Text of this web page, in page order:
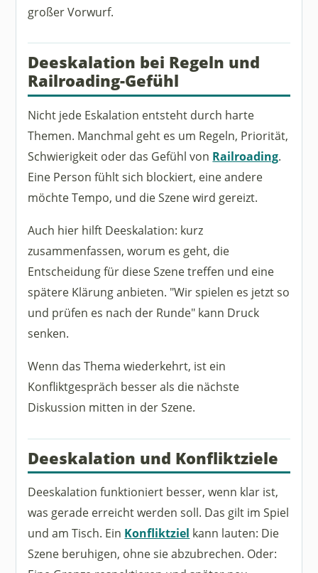
großer Vorwurf.
Deeskalation bei Regeln und
Railroading-Gefühl
Nicht jede Eskalation entsteht durch harte
Themen. Manchmal geht es um Regeln, Priorität,
Schwierigkeit oder das Gefühl von Railroading.
Eine Person fühlt sich blockiert, eine andere
möchte Tempo, und die Szene wird gereizt.
Auch hier hilft Deeskalation: kurz
zusammenfassen, worum es geht, die
Entscheidung für diese Szene treffen und eine
spätere Klärung anbieten. "Wir spielen es jetzt so
und prüfen es nach der Runde" kann Druck
senken.
Wenn das Thema wiederkehrt, ist ein
Konfliktgespräch besser als die nächste
Diskussion mitten in der Szene.
Deeskalation und Konfliktziele
Deeskalation funktioniert besser, wenn klar ist,
was gerade erreicht werden soll. Das gilt im Spiel
und am Tisch. Ein Konfliktziel kann lauten: Die
Szene beruhigen, ohne sie abzubrechen. Oder: